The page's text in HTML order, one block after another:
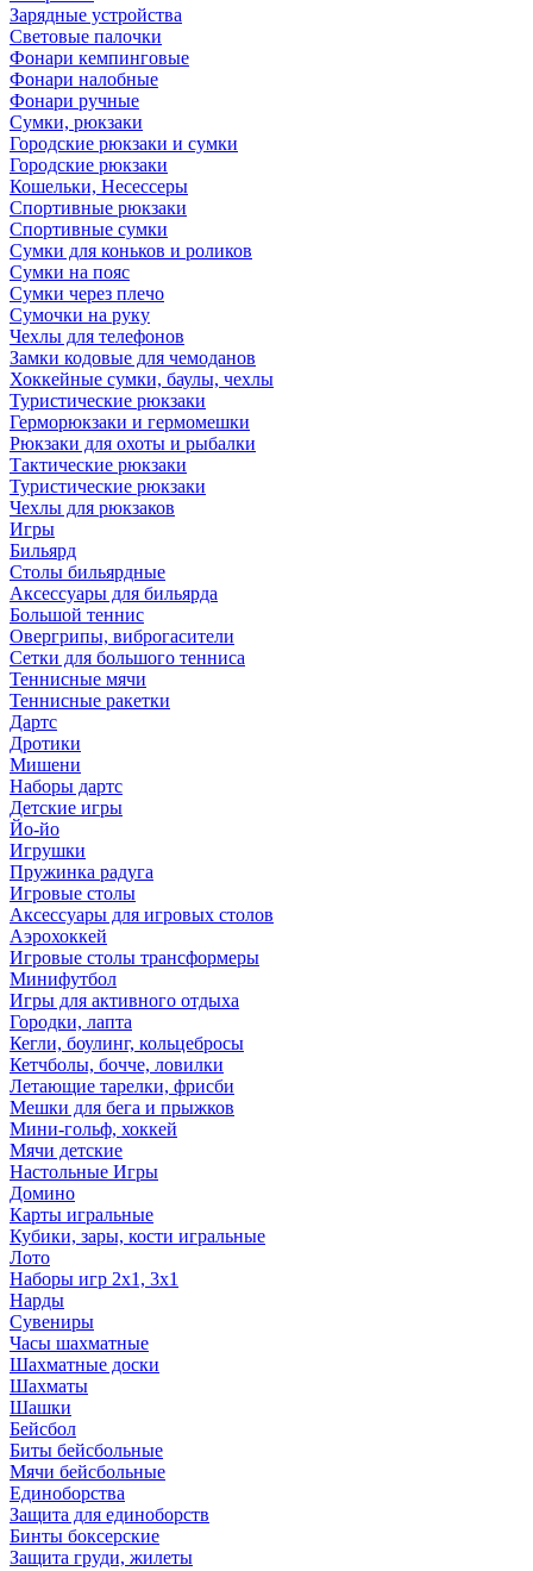
Зарядные устройства
Световые палочки
Фонари кемпинговые
Фонари налобные
Фонари ручные
Сумки, рюкзаки
Городские рюкзаки и сумки
Городские рюкзаки
Кошельки, Несессеры
Спортивные рюкзаки
Спортивные сумки
Сумки для коньков и роликов
Сумки на пояс
Сумки через плечо
Сумочки на руку
Чехлы для телефонов
Замки кодовые для чемоданов
Хоккейные сумки, баулы, чехлы
Туристические рюкзаки
Герморюкзаки и гермомешки
Рюкзаки для охоты и рыбалки
Тактические рюкзаки
Туристические рюкзаки
Чехлы для рюкзаков
Игры
Бильярд
Столы бильярдные
Аксессуары для бильярда
Большой теннис
Овергрипы, виброгасители
Сетки для большого тенниса
Теннисные мячи
Теннисные ракетки
Дартс
Дротики
Мишени
Наборы дартс
Детские игры
Йо-йо
Игрушки
Пружинка радуга
Игровые столы
Аксессуары для игровых столов
Аэрохоккей
Игровые столы трансформеры
Минифутбол
Игры для активного отдыха
Городки, лапта
Кегли, боулинг, кольцебросы
Кетчболы, бочче, ловилки
Летающие тарелки, фрисби
Мешки для бега и прыжков
Мини-гольф, хоккей
Мячи детские
Настольные Игры
Домино
Карты игральные
Кубики, зары, кости игральные
Лото
Наборы игр 2х1, 3х1
Нарды
Сувениры
Часы шахматные
Шахматные доски
Шахматы
Шашки
Бейсбол
Биты бейсбольные
Мячи бейсбольные
Единоборства
Защита для единоборств
Бинты боксерские
Защита груди, жилеты